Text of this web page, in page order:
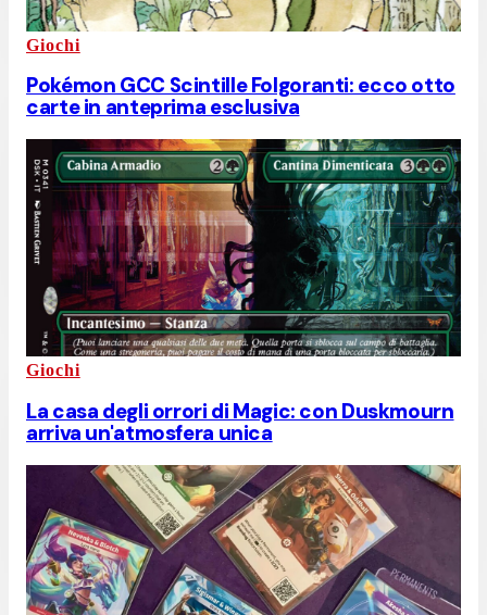
Giochi
Pokémon GCC Scintille Folgoranti: ecco otto
carte in anteprima esclusiva
Giochi
La casa degli orrori di Magic: con Duskmourn
arriva un'atmosfera unica